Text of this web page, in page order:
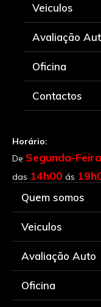
Veiculos
Avaliação
Oficina
Contactos
Horário:
De Segunda-Feira
das 14h00 ás
Quem somos
Veiculos
Avaliação Auto
Oficina